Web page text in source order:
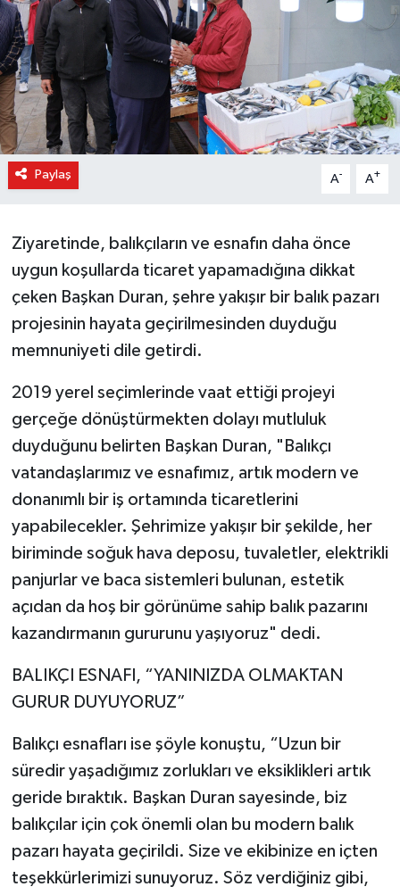
Paylaş A- A+
Ziyaretinde, balıkçıların ve esnafın daha önce
uygun koşullarda ticaret yapamadığına dikkat
çeken Başkan Duran, şehre yakışır bir balık pazarı
projesinin hayata geçirilmesinden duyduğu
memnuniyeti dile getirdi.
2019 yerel seçimlerinde vaat ettiği projeyi
gerçeğe dönüştürmekten dolayı mutluluk
duyduğunu belirten Başkan Duran, "Balıkçı
vatandaşlarımız ve esnafımız, artık modern ve
donanımlı bir iş ortamında ticaretlerini
yapabilecekler. Şehrimize yakışır bir şekilde, her
biriminde soğuk hava deposu, tuvaletler, elektrikli
panjurlar ve baca sistemleri bulunan, estetik
açıdan da hoş bir görünüme sahip balık pazarını
kazandırmanın gururunu yaşıyoruz" dedi.
BALIKÇI ESNAFI, “YANINIZDA OLMAKTAN
GURUR DUYUYORUZ”
Balıkçı esnafları ise şöyle konuştu, “Uzun bir
süredir yaşadığımız zorlukları ve eksiklikleri artık
geride bıraktık. Başkan Duran sayesinde, biz
balıkçılar için çok önemli olan bu modern balık
pazarı hayata geçirildi. Size ve ekibinize en içten
teşekkürlerimizi sunuyoruz. Söz verdiğiniz gibi,